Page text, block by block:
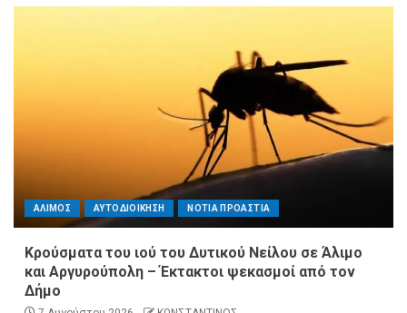
ΑΛΙΜΟΣ ΑΥΤΟΔΙΟΙΚΗΣΗ ΝΟΤΙΑ ΠΡΟΑΣΤΙΑ
Κρούσματα του ιού του Δυτικού Νείλου σε Άλιμο
και Αργυρούπολη – Έκτακτοι ψεκασμοί από τον
Δήμο